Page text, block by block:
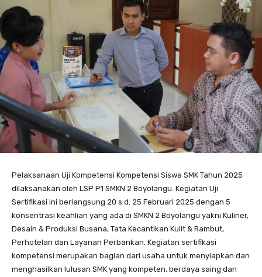
Pelaksanaan Uji Kompetensi Kompetensi Siswa SMK Tahun 2025
dilaksanakan oleh LSP P1 SMKN 2 Boyolangu. Kegiatan Uji
Sertifikasi ini berlangsung 20 s.d. 25 Februari 2025 dengan 5
konsentrasi keahlian yang ada di SMKN 2 Boyolangu yakni Kuliner,
Desain & Produksi Busana, Tata Kecantikan Kulit & Rambut,
Perhotelan dan Layanan Perbankan. Kegiatan sertifikasi
kompetensi merupakan bagian dari usaha untuk menyiapkan dan
menghasilkan lulusan SMK yang kompeten, berdaya saing dan